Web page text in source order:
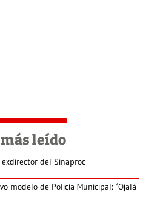
leído
exdirector del Sinaproc
modelo de Policía Municipal: ‘Ojalá